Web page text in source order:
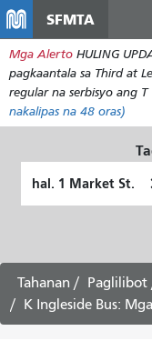
SFMTA
Mga Alerto HULING
pagkaantala sa Third at
regular na serbisyo ang T
nakalipas na 48 oras)
Tahanan Paglilibot
K Ingleside Bus: Mga